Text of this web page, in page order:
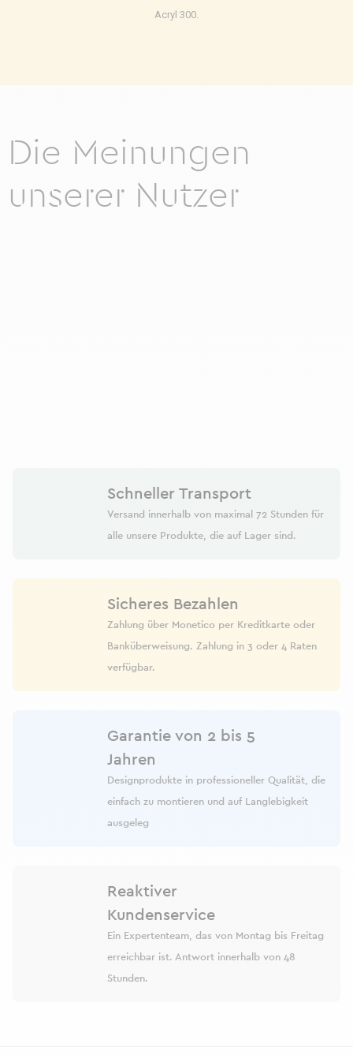
Acryl 300.
Die Meinungen
unserer Nutzer
Schneller Transport
Versand innerhalb von maximal 72 Stunden für
alle unsere Produkte, die auf Lager sind.
Sicheres Bezahlen
Zahlung über Monetico per Kreditkarte oder
Banküberweisung. Zahlung in 3 oder 4 Raten
verfügbar.
Garantie von 2 bis 5
Jahren
Designprodukte in professioneller Qualität, die
einfach zu montieren und auf Langlebigkeit
ausgeleg
Reaktiver
Kundenservice
Ein Expertenteam, das von Montag bis Freitag
erreichbar ist. Antwort innerhalb von 48
Stunden.